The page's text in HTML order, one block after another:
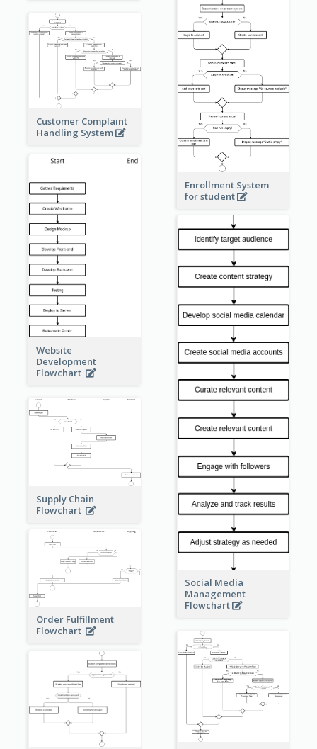
Enrollment System
for student
Customer Complaint
Handling System
Website
Development
Flowchart
Social Media
Management
Flowchart
Supply Chain
Flowchart
Order Fulfillment
Flowchart